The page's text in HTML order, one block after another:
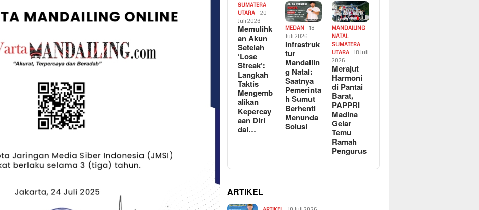
SUMATERA
UTARA
20
Juli 2026
Memulihk
an Akun
Setelah
‘Lose
Streak’:
Langkah
Taktis
Mengemb
alikan
Kepercay
aan Diri
dal…
MEDAN
18
Juli 2026
Infrastruk
tur
Mandailin
g Natal:
Saatnya
Pemerinta
h Sumut
Berhenti
Menunda
Solusi
MANDAILING
NATAL,
SUMATERA
UTARA
18 Juli
2026
Merajut
Harmoni
di Pantai
Barat,
PAPPRI
Madina
Gelar
Temu
Ramah
Pengurus
ARTIKEL